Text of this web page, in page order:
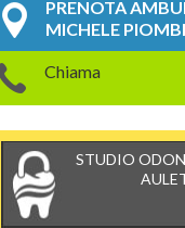
PRENOTA
MICHELE
Chiama
STUDIO